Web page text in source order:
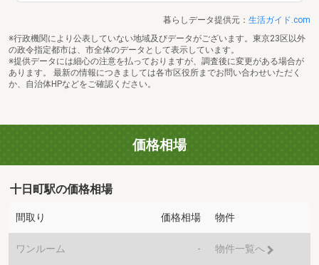
暮らしデータ提供元： 生活ガイド.com
※行政機関により公表していない地域及びデータがございます。東京23区以外
の政令指定都市は、市全体のデータとして表示しています。
※提供データには細心の注意を払っておりますが、調査後に変更がある場合が
あります。 最新の情報につきましては各市区役所までお問い合わせいただく
か、自治体HPなどをご確認ください。
価格相場
十日町駅の価格相場
間取り 価格相場 物件
ワンルーム - 物件一覧へ